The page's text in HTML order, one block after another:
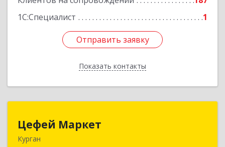
1С:Специалист
1
Отправить заявку
Показать контакты
Отправить заявку
Назад
Цефей Маркет
Курган640002, Курганская обл, Курган г, М.Горького